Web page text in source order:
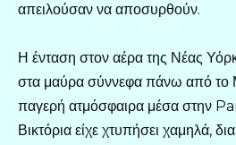
απειλούσαν να αποσυρθούν.
Η ένταση στον αέρα της Νέας
στα μαύρα σύννεφα πάνω από το
παγερή ατμόσφαιρα μέσα στην
Βικτόρια είχε χτυπήσει χαμηλά,